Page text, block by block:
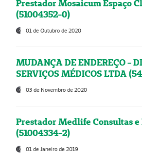
Prestador Mosaicum Espaço
(51004352-0)
01 de Outubro de 2020
MUDANÇA DE ENDEREÇO -
SERVIÇOS MÉDICOS LTDA
03 de Novembro de 2020
Prestador Medlife Consultas
(51004334-2)
01 de Janeiro de 2019